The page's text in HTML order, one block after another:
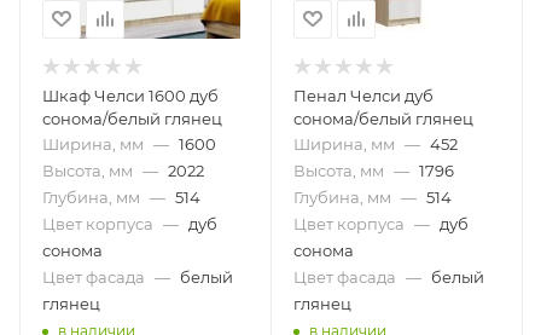
Шкаф Челси 1600 дуб
сонома/белый глянец
Ширина, мм — 1600
Высота, мм — 2022
Глубина, мм — 514
Цвет корпуса — дуб
сонома
Цвет фасада — белый
глянец
в наличии
Пенал Челси дуб
сонома/белый глянец
Ширина, мм — 452
Высота, мм — 1796
Глубина, мм — 514
Цвет корпуса — дуб
сонома
Цвет фасада — белый
глянец
в наличии